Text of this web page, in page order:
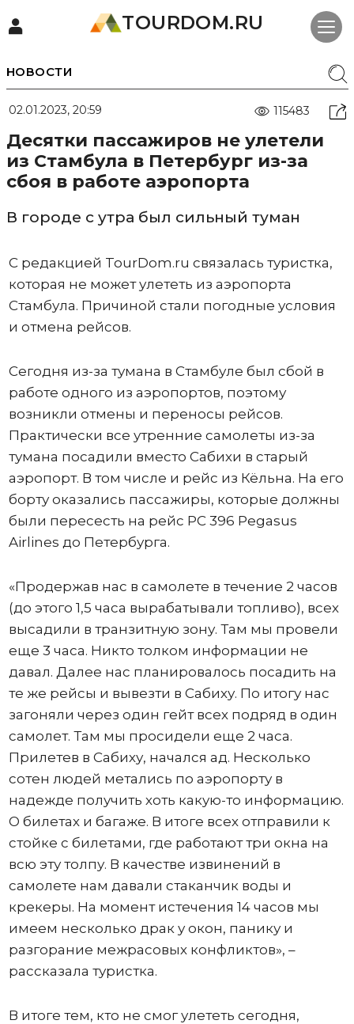
TOURDOM.RU
НОВОСТИ
02.01.2023, 20:59 115483
Десятки пассажиров не улетели
из Стамбула в Петербург из-за
сбоя в работе аэропорта
В городе с утра был сильный туман
С редакцией TourDom.ru связалась туристка,
которая не может улететь из аэропорта
Стамбула. Причиной стали погодные условия
и отмена рейсов.
Сегодня из-за тумана в Стамбуле был сбой в
работе одного из аэропортов, поэтому
возникли отмены и переносы рейсов.
Практически все утренние самолеты из-за
тумана посадили вместо Сабихи в старый
аэропорт. В том числе и рейс из Кёльна. На его
борту оказались пассажиры, которые должны
были пересесть на рейс PC 396 Pegasus
Airlines до Петербурга.
«Продержав нас в самолете в течение 2 часов
(до этого 1,5 часа вырабатывали топливо), всех
высадили в транзитную зону. Там мы провели
еще 3 часа. Никто толком информации не
давал. Далее нас планировалось посадить на
те же рейсы и вывезти в Сабиху. По итогу нас
загоняли через один гейт всех подряд в один
самолет. Там мы просидели еще 2 часа.
Прилетев в Сабиху, начался ад. Несколько
сотен людей метались по аэропорту в
надежде получить хоть какую-то информацию.
О билетах и багаже. В итоге всех отправили к
стойке с билетами, где работают три окна на
всю эту толпу. В качестве извинений в
самолете нам давали стаканчик воды и
крекеры. На момент истечения 14 часов мы
имеем несколько драк у окон, панику и
разгорание межрасовых конфликтов», –
рассказала туристка.
В итоге тем, кто не смог улететь сегодня,